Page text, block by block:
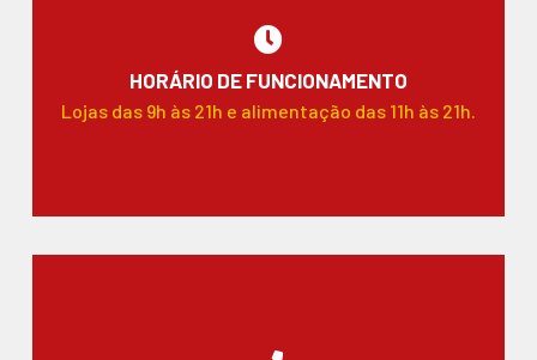
HORÁRIO DE FUNCIONAMENTO
Lojas das 9h às 21h e alimentação das 11h às 21h.